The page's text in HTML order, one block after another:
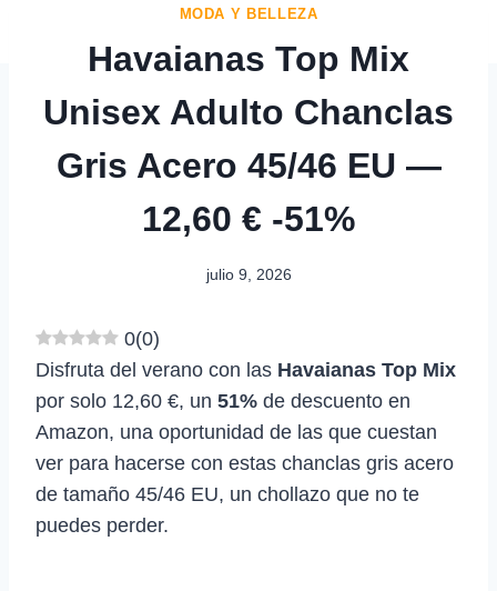
MODA Y BELLEZA
Havaianas Top Mix
Unisex Adulto Chanclas
Gris Acero 45/46 EU —
12,60 € -51%
julio 9, 2026
0(0)
Disfruta del verano con las Havaianas Top Mix
por solo 12,60 €, un 51% de descuento en
Amazon, una oportunidad de las que cuestan
ver para hacerse con estas chanclas gris acero
de tamaño 45/46 EU, un chollazo que no te
puedes perder.